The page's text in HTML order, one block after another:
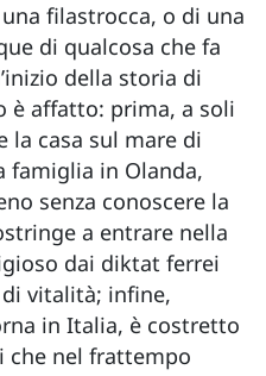
filastrocca, o di una
di qualcosa che fa
della storia di
è affatto: prima, a soli
la casa sul mare di
famiglia in Olanda,
senza conoscere la
a entrare nella
dai diktat ferrei
vitalità; infine,
in Italia, è costretto
che nel frattempo